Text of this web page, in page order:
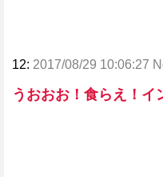
12: 2017/08/29 10:06:27
うおおお！食らえ！イ